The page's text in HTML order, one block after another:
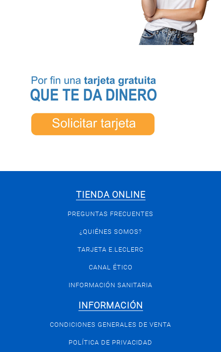
TIENDA ONLINE
PREGUNTAS FRECUENTES
¿QUIÉNES SOMOS?
TARJETA E.LECLERC
CANAL ÉTICO
INFORMACIÓN SANITARIA
INFORMACIÓN
CONDICIONES GENERALES DE VENTA
POLÍTICA DE PRIVACIDAD